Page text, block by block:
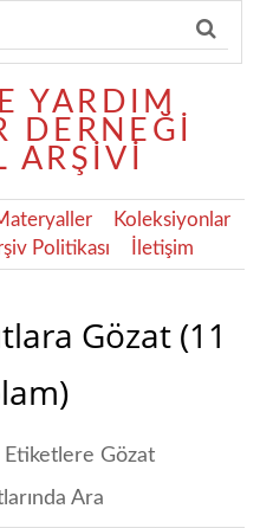
Koleksiyonlar
Politikası İletişim
Gözat (11
Etiketlere Gözat
Ara